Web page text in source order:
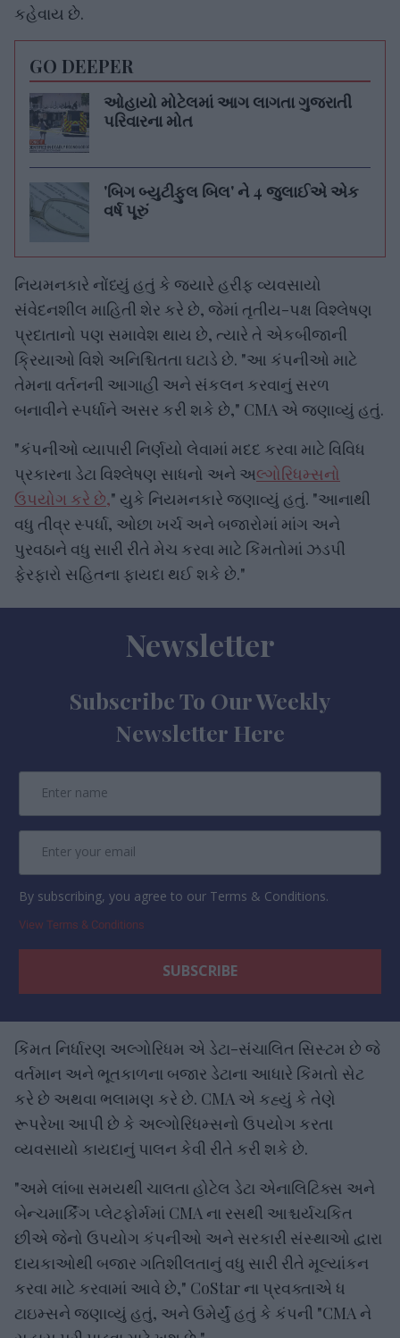
કહેવાય છે.
GO DEEPER
ઓહાયો મોટેલમાં આગ લાગતા ગુજરાતી
પરિવારના મોત
'બિગ બ્યુટીફુલ બિલ' ને 4 જુલાઈએ એક
વર્ષ પૂરું
નિયમનકારે નોંધ્યું હતું કે જ્યારે હરીફ વ્યવસાયો
સંવેદનશીલ માહિતી શેર કરે છે, જેમાં તૃતીય-પક્ષ વિશ્લેષણ
પ્રદાતાનો પણ સમાવેશ થાય છે, ત્યારે તે એકબીજાની
ક્રિયાઓ વિશે અનિશ્ચિતતા ઘટાડે છે. "આ કંપનીઓ માટે
તેમના વર્તનની આગાહી અને સંકલન કરવાનું સરળ
બનાવીને સ્પર્ધાને અસર કરી શકે છે," CMA એ જણાવ્યું હતું.
"કંપનીઓ વ્યાપારી નિર્ણયો લેવામાં મદદ કરવા માટે વિવિધ
પ્રકારના ડેટા વિશ્લેષણ સાધનો અને અલ્ગોરિધમ્સનો
ઉપયોગ કરે છે," યુકે નિયમનકારે જણાવ્યું હતું. "આનાથી
વધુ તીવ્ર સ્પર્ધા, ઓછા ખર્ચ અને બજારોમાં માંગ અને
પુરવઠાને વધુ સારી રીતે મેચ કરવા માટે કિંમતોમાં ઝડપી
ફેરફારો સહિતના ફાયદા થઈ શકે છે."
Newsletter
Subscribe To Our Weekly
Newsletter Here
By subscribing, you agree to our Terms & Conditions.
View Terms & Conditions
કિંમત નિર્ધારણ અલ્ગોરિધમ એ ડેટા-સંચાલિત સિસ્ટમ છે જે
વર્તમાન અને ભૂતકાળના બજાર ડેટાના આધારે કિંમતો સેટ
કરે છે અથવા ભલામણ કરે છે. CMA એ કહ્યું કે તેણે
રૂપરેખા આપી છે કે અલ્ગોરિધમ્સનો ઉપયોગ કરતા
વ્યવસાયો કાયદાનું પાલન કેવી રીતે કરી શકે છે.
"અમે લાંબા સમયથી ચાલતા હોટેલ ડેટા એનાલિટિક્સ અને
બેન્ચમાર્કિંગ પ્લેટફોર્મમાં CMA ના રસથી આશ્ચર્યચકિત
છીએ જેનો ઉપયોગ કંપનીઓ અને સરકારી સંસ્થાઓ દ્વારા
દાયકાઓથી બજાર ગતિશીલતાનું વધુ સારી રીતે મૂલ્યાંકન
કરવા માટે કરવામાં આવે છે," CoStar ના પ્રવક્તાએ ધ
ટાઇમ્સને જણાવ્યું હતું, અને ઉમેર્યું હતું કે કંપની "CMA ને